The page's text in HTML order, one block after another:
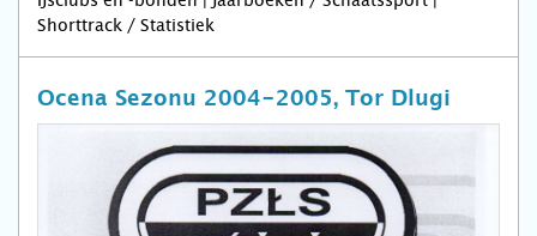
Shorttrack / Statistiek
Ocena Sezonu 2004-2005, Tor Dlugi